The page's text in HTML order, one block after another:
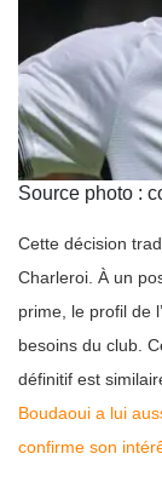
Source photo :
Cette décision
Charleroi. À un
prime, le profil de
besoins du club.
définitif est
Boudaoui a lui
confirme son